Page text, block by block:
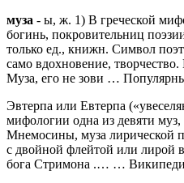
муза - ы, ж. 1) В греческой
богинь, покровительниц
только ед., книжн. Символ
само вдохновение,
Муза, его не зови …
Эвтерпа или Евтерпа
мифологии одна из девяти
Мнемосины, муза лирической
с двойной флейтой или лирой
бога Стримона .… …